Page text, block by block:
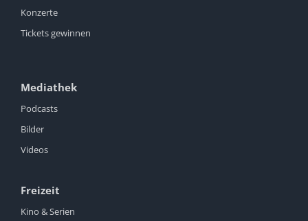
Konzerte
Tickets gewinnen
Mediathek
Podcasts
Bilder
Videos
Freizeit
Kino & Serien